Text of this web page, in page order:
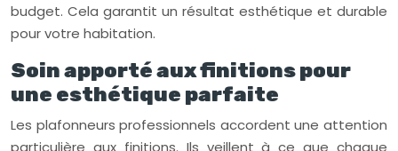
budget. Cela garantit un résultat esthétique et durable
pour votre habitation.
Soin apporté aux finitions pour
une esthétique parfaite
Les plafonneurs professionnels accordent une attention